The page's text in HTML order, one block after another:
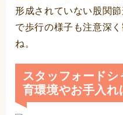
形成されていない股関
で歩行の様子も注意深
ね。
スタッフォード
育環境やお手入れ